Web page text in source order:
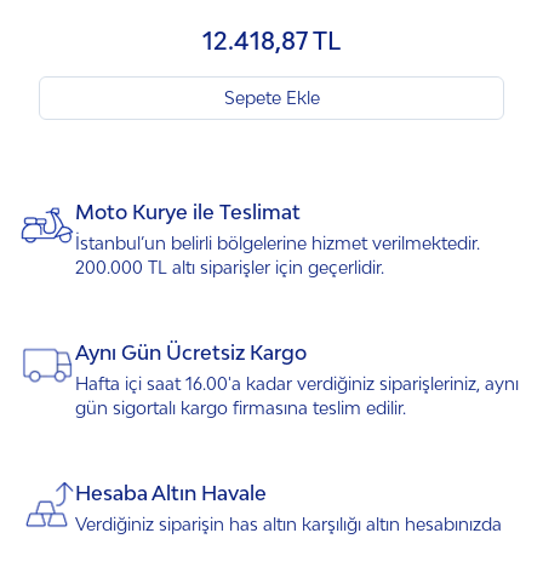
12.418,87 TL
Sepete Ekle
Moto Kurye ile Teslimat
İstanbul’un belirli bölgelerine hizmet verilmektedir.
200.000 TL altı siparişler için geçerlidir.
Aynı Gün Ücretsiz Kargo
Hafta içi saat 16.00'a kadar verdiğiniz siparişleriniz, aynı
gün sigortalı kargo firmasına teslim edilir.
Hesaba Altın Havale
Verdiğiniz siparişin has altın karşılığı altın hesabınızda